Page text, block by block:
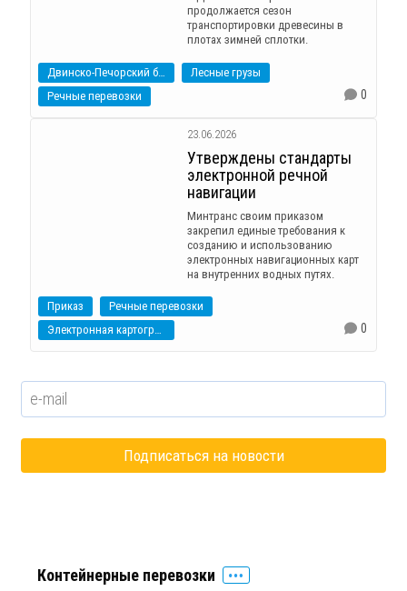
продолжается сезон
транспортировки древесины в
плотах зимней сплотки.
Двинско-Печорский бассейн
Лесные грузы
Речные перевозки
0
23.06.2026
Утверждены стандарты
электронной речной
навигации
Минтранс своим приказом
закрепил единые требования к
созданию и использованию
электронных навигационных карт
на внутренних водных путях.
Приказ
Речные перевозки
Электронная картография
0
Контейнерные перевозки